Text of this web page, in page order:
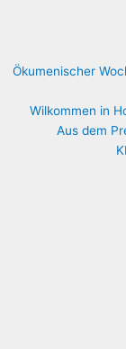
Ökumenischer
Wilkommen in
Aus dem